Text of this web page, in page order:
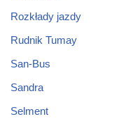
Rozkłady jazdy
Rudnik Tumay
San-Bus
Sandra
Selment